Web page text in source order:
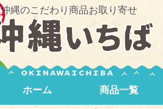
沖縄のこだわり商品お取り寄せ
ホーム 商品一覧